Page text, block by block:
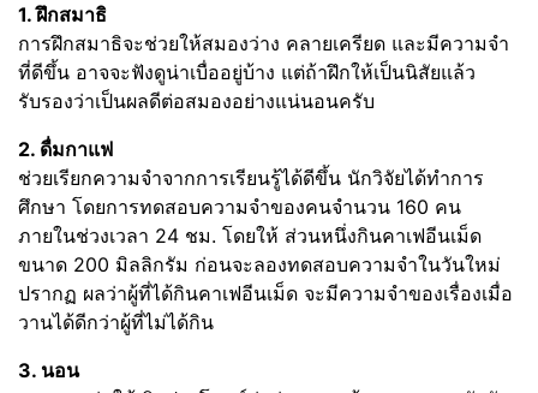
1. ฝึกสมาธิ
การฝึกสมาธิจะช่วยให้สมองว่าง คลายเครียด และมีความจำ
ที่ดีขึ้น อาจจะฟังดูน่าเบื่ออยู่บ้าง แต่ถ้าฝึกให้เป็นนิสัยแล้ว
รับรองว่าเป็นผลดีต่อสมองอย่างแน่นอนครับ
2. ดื่มกาแฟ
ช่วยเรียกความจำจากการเรียนรู้ได้ดีขึ้น นักวิจัยได้ทำการ
ศึกษา โดยการทดสอบความจำของคนจำนวน 160 คน
ภายในช่วงเวลา 24 ชม. โดยให้ ส่วนหนึ่งกินคาเฟอีนเม็ด
ขนาด 200 มิลลิกรัม ก่อนจะลองทดสอบความจำในวันใหม่
ปรากฏ ผลว่าผู้ที่ได้กินคาเฟอีนเม็ด จะมีความจำของเรื่องเมื่อ
วานได้ดีกว่าผู้ที่ไม่ได้กิน
3. นอน